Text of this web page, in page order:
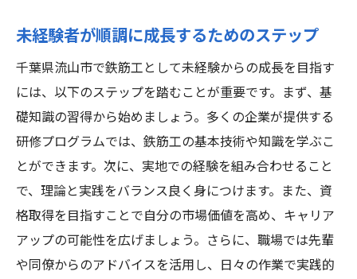
未経験者が順調に成長するためのステップ
千葉県流山市で鉄筋工として未経験からの成長を目指す
には、以下のステップを踏むことが重要です。まず、基
礎知識の習得から始めましょう。多くの企業が提供する
研修プログラムでは、鉄筋工の基本技術や知識を学ぶこ
とができます。次に、実地での経験を組み合わせること
で、理論と実践をバランス良く身につけます。また、資
格取得を目指すことで自分の市場価値を高め、キャリア
アップの可能性を広げましょう。さらに、職場では先輩
や同僚からのアドバイスを活用し、日々の作業で実践的